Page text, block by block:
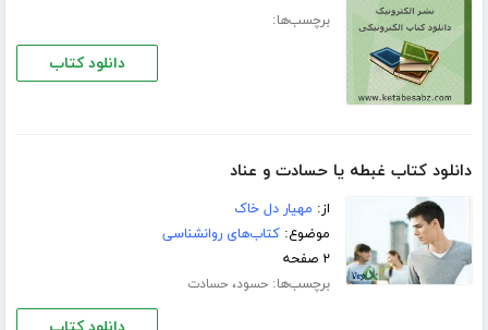
برچسب‌ها:
دانلود کتاب
دانلود کتاب غبطه یا حسادت و عناد
از: مهیار دل خاک
موضوع:کتاب‌های روانشناسی
۲ صفحه
برچسب‌ها:حسود،حسادت